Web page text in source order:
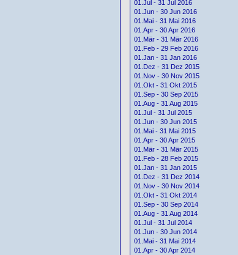
01.Jul - 31 Jul 2016
01.Jun - 30 Jun 2016
01.Mai - 31 Mai 2016
01.Apr - 30 Apr 2016
01.Mär - 31 Mär 2016
01.Feb - 29 Feb 2016
01.Jan - 31 Jan 2016
01.Dez - 31 Dez 2015
01.Nov - 30 Nov 2015
01.Okt - 31 Okt 2015
01.Sep - 30 Sep 2015
01.Aug - 31 Aug 2015
01.Jul - 31 Jul 2015
01.Jun - 30 Jun 2015
01.Mai - 31 Mai 2015
01.Apr - 30 Apr 2015
01.Mär - 31 Mär 2015
01.Feb - 28 Feb 2015
01.Jan - 31 Jan 2015
01.Dez - 31 Dez 2014
01.Nov - 30 Nov 2014
01.Okt - 31 Okt 2014
01.Sep - 30 Sep 2014
01.Aug - 31 Aug 2014
01.Jul - 31 Jul 2014
01.Jun - 30 Jun 2014
01.Mai - 31 Mai 2014
01.Apr - 30 Apr 2014